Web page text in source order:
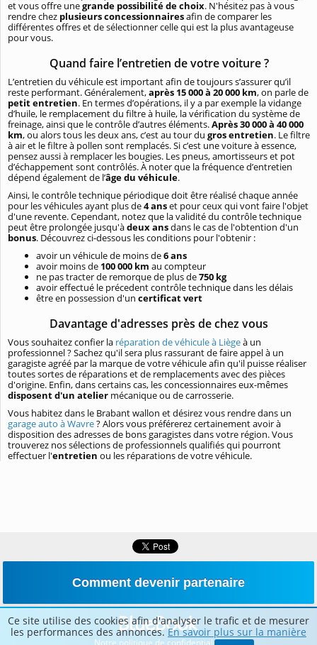
et vous offre unegrande possibilité de choix. N'hésitez pas à vous
rendre chez plusieurs concessionnairesafin de comparer les
différentes offres et de sélectionner celle qui est la plus avantageuse
pour vous.
Quand faire l’entretien de votre voiture ?
L’entretien du véhicule est important afin de toujours s’assurer qu’il
reste performant. Généralement,après 15 000 à 20 000 km, on parle de
petit entretien. En termes d’opérations, il y a par exemple la vidange
d’huile, le remplacement du filtre à huile, la vérification du système de
freinage, ainsi que le contrôle d’autres éléments.Après 30 000 à 40 000
km, ou alors tous les deux ans, c’est au tour du gros entretien. Le filtre
à air et le filtre à pollen sont remplacés. Si c’est une voiture à essence,
pensez aussi à remplacer les bougies. Les pneus, amortisseurs et pot
d’échappement sont contrôlés. À noter que la fréquence d’entretien
dépend également de l’âge du véhicule.
Ainsi, le contrôle technique périodique doit être réalisé chaque année
pour les véhicules ayant plus de4 anset pour ceux qui vont faire l'objet
d'une revente. Cependant, notez que la validité du contrôle technique
peut être prolongée jusqu'àdeux ansdans le cas de l'obtention d'un
bonus. Découvrez ci-dessous les conditions pour l'obtenir :
avoir un véhicule de moins de6 ans
avoir moins de 100 000 km au compteur
ne pas tracter de remorque de plus de750 kg
avoir effectué le précedent contrôle technique dans les délais
être en possession d'un certificat vert
Davantage d'adresses près de chez vous
Vous souhaitez confier la réparation de véhicule à Liègeà un
professionnel ? Sachez qu'il sera plus rassurant de faire appel à un
garagiste agréé par la marque de votre véhicule afin qu'il puisse réaliser
toutes sortes de réparations et de remplacements avec des pièces
d'origine. Enfin, dans certains cas, les concessionnaires eux-mêmes
disposent d'un atelier mécanique ou de carrosserie.
Vous habitez dans le Brabant wallon et désirez vous rendre dans un
garage auto à Wavre? Alors vous préférerez certainement avoir à
disposition des adresses de bons garagistes dans votre région. Vous
trouverez nos sélections de professionnels qualifiés qui pourront
effectuer l'entretien ou les réparations de votre véhicule.
Comment devenir partenaire
Notre politique de confidentialité
Ce site utilise des cookies afin d'analyser le trafic et de mesurer
les performances des annonces.En savoir plus sur la manière